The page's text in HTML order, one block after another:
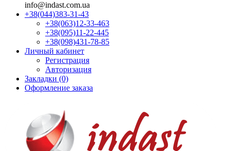
info@indast.com.ua
+38(044)383-31-43
+38(063)12-33-463
+38(095)11-22-445
+38(098)431-78-85
Личный кабинет
Регистрация
Авторизация
Закладки (0)
Оформление заказа